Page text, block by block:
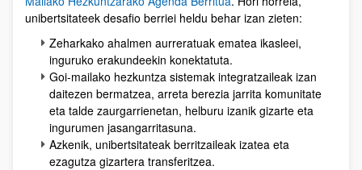
unibertsitateek desafio berriei heldu behar izan zieten:
Zeharkako ahalmen aurreratuak ematea ikasleei,
inguruko erakundeekin konektatuta.
Goi-mailako hezkuntza sistemak integratzaileak izan
daitezen bermatzea, arreta berezia jarrita komunitate
eta talde zaurgarrienetan, helburu izanik gizarte eta
ingurumen jasangarritasuna.
Azkenik, unibertsitateak berritzaileak izatea eta
ezagutza gizartera transferitzea.